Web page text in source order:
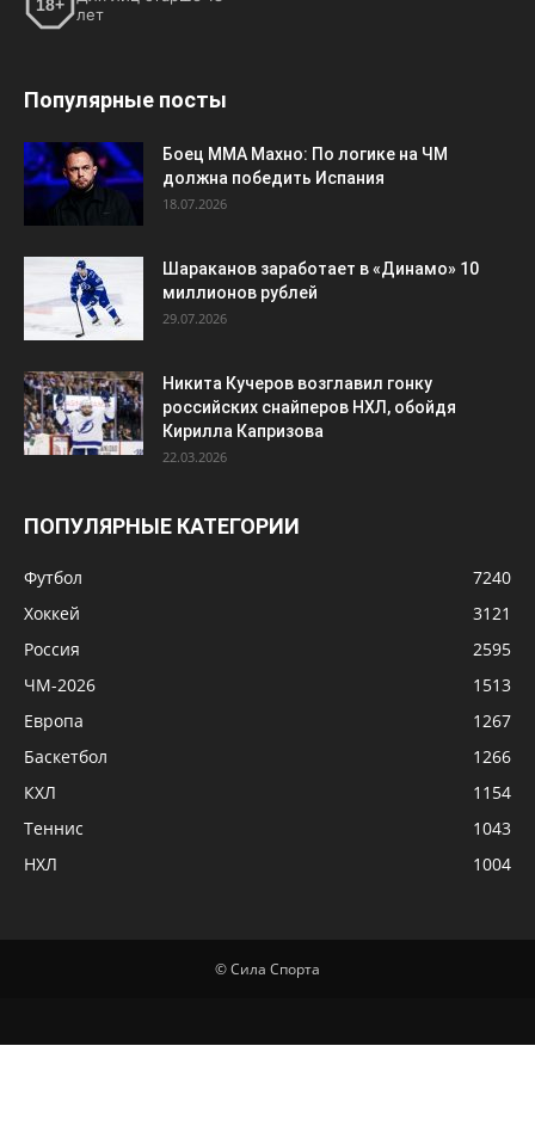
18+
лет
Популярные посты
Боец ММА Махно: По логике на ЧМ
должна победить Испания
18.07.2026
Шараканов заработает в «Динамо» 10
миллионов рублей
29.07.2026
Никита Кучеров возглавил гонку
российских снайперов НХЛ, обойдя
Кирилла Капризова
22.03.2026
ПОПУЛЯРНЫЕ КАТЕГОРИИ
Футбол
7240
Хоккей
3121
Россия
2595
ЧМ-2026
1513
Европа
1267
Баскетбол
1266
КХЛ
1154
Теннис
1043
НХЛ
1004
© Сила Спорта